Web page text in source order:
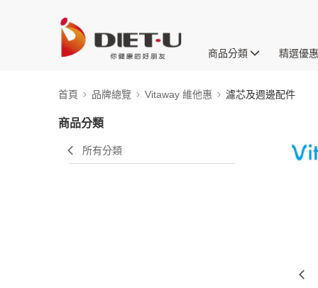
商品分類 精選優
首頁 品牌總覽 Vitaway 維他惠 濾芯及週邊配件
商品分類
所有分類